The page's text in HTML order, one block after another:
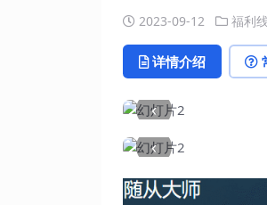
2023-09-12 福利
详情介绍
‹
‹